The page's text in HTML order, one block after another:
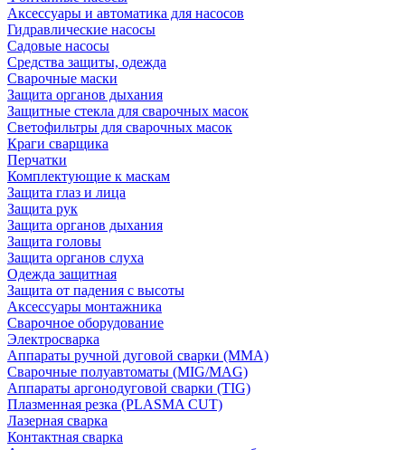
Аксессуары и автоматика для насосов
Гидравлические насосы
Садовые насосы
Средства защиты, одежда
Сварочные маски
Защита органов дыхания
Защитные стекла для сварочных масок
Светофильтры для сварочных масок
Краги сварщика
Перчатки
Комплектующие к маскам
Защита глаз и лица
Защита рук
Защита органов дыхания
Защита головы
Защита органов слуха
Одежда защитная
Защита от падения с высоты
Аксессуары монтажника
Сварочное оборудование
Электросварка
Аппараты ручной дуговой сварки (MMA)
Сварочные полуавтоматы (MIG/MAG)
Аппараты аргонодуговой сварки (TIG)
Плазменная резка (PLASMA CUT)
Лазерная сварка
Контактная сварка